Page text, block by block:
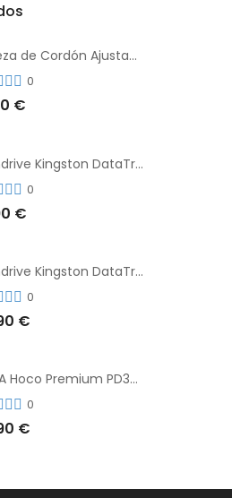
1 Pieza de Cordón Ajustable Universal Para el Teléfono Con Clip Antipérdida
0
€
Pendrive Kingston DataTraveler® Exodia™ 64GB 3.2'
0
€
Pendrive Kingston DataTraveler® Exodia™ 128GB 3.2´
0
€
C111A Hoco Premium PD30W Adaptador de Carga Rápida Puerto Dual USB+Tipo C + Cable
0
€